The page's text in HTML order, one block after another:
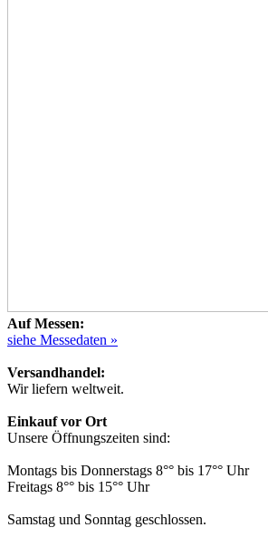
Auf Messen:
siehe Messedaten »
Versandhandel:
Wir liefern weltweit.
Einkauf vor Ort
Unsere Öffnungszeiten sind:
Montags bis Donnerstags 8°° bis 17°° Uhr
Freitags 8°° bis 15°° Uhr
Samstag und Sonntag geschlossen.